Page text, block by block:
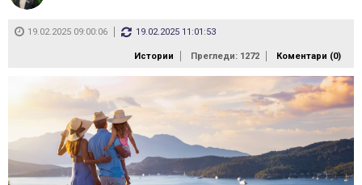
19.02.2025 09:00:06 19.02.2025 11:01:53
Истории Прегледи: 1272 Коментари (0)